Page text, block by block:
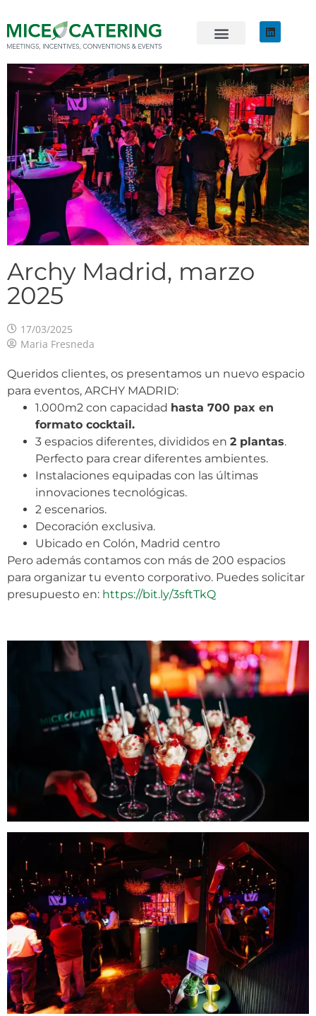
Archy Madrid, marzo
2025
17/03/2025
Maria Fresneda
Queridos clientes, os presentamos un nuevo espacio
para eventos, ARCHY MADRID:
1.000m2 con capacidad hasta 700 pax en
formato cocktail.
3 espacios diferentes, divididos en 2 plantas.
Perfecto para crear diferentes ambientes.
Instalaciones equipadas con las últimas
innovaciones tecnológicas.
2 escenarios.
Decoración exclusiva.
Ubicado en Colón, Madrid centro
Pero además contamos con más de 200 espacios
para organizar tu evento corporativo. Puedes solicitar
presupuesto en: https://bit.ly/3sftTkQ